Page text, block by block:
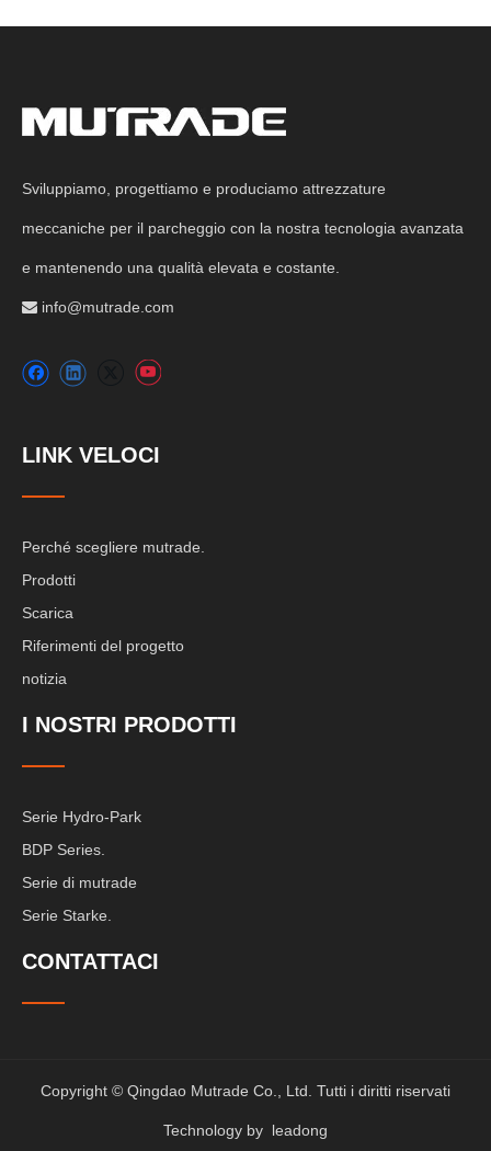
Sviluppiamo, progettiamo e produciamo attrezzature
meccaniche per il parcheggio con la nostra tecnologia avanzata
e mantenendo una qualità elevata e costante.
 info@mutrade.com
LINK VELOCI
Perché scegliere mutrade.
Prodotti
Scarica
Riferimenti del progetto
notizia
I NOSTRI PRODOTTI
Serie Hydro-Park
BDP Series.
Serie di mutrade
Serie Starke.
CONTATTACI
Copyright © Qingdao Mutrade Co., Ltd. Tutti i diritti riservati
Technology by leadong